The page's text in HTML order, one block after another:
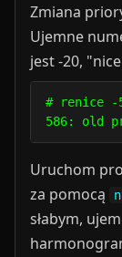
Zmiana
Ujemne
jest -20,
#
Uruchom
za pomocą
słabym,